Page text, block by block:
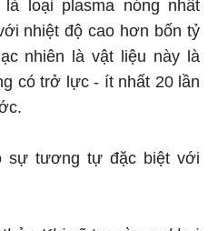
loại plasma nóng nhất
nhiệt độ cao hơn bốn tỷ
nhiên là vật liệu này là
có trở lực - ít nhất 20 lần
sự tương tự đặc biệt với